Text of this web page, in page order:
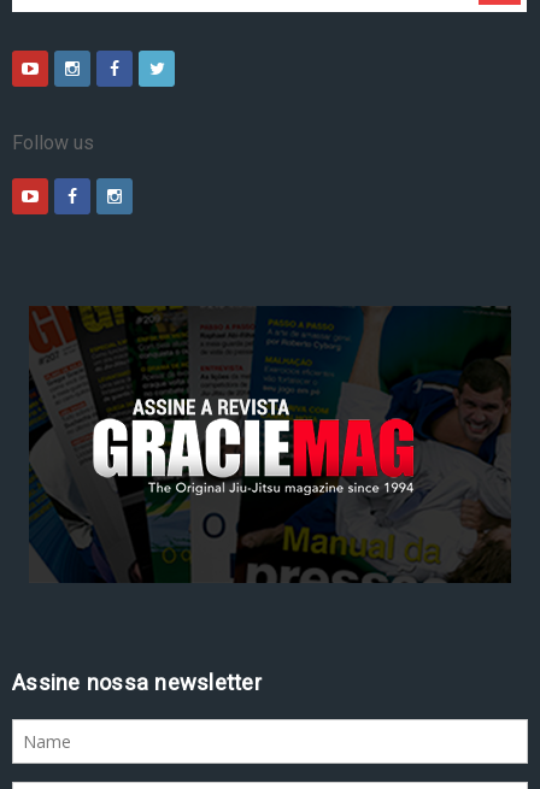
Follow us
Assine nossa newsletter